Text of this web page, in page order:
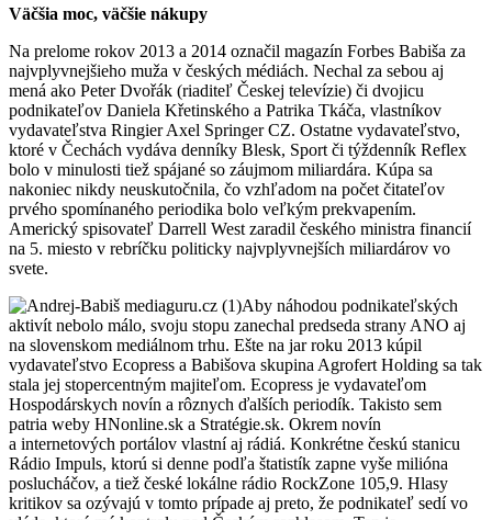
Väčšia moc, väčšie nákupy
Na prelome rokov 2013 a 2014 označil magazín Forbes Babiša za
najvplyvnejšieho muža v českých médiách. Nechal za sebou aj
mená ako Peter Dvořák (riaditeľ Českej televízie) či dvojicu
podnikateľov Daniela Křetinského a Patrika Tkáča, vlastníkov
vydavateľstva Ringier Axel Springer CZ. Ostatne vydavateľstvo,
ktoré v Čechách vydáva denníky Blesk, Sport či týždenník Reflex
bolo v minulosti tiež spájané so záujmom miliardára. Kúpa sa
nakoniec nikdy neuskutočnila, čo vzhľadom na počet čitateľov
prvého spomínaného periodika bolo veľkým prekvapením.
Americký spisovateľ Darrell West zaradil českého ministra financií
na 5. miesto v rebríčku politicky najvplyvnejších miliardárov vo
svete.
Aby náhodou podnikateľských
aktivít nebolo málo, svoju stopu zanechal predseda strany ANO aj
na slovenskom mediálnom trhu. Ešte na jar roku 2013 kúpil
vydavateľstvo Ecopress a Babišova skupina Agrofert Holding sa tak
stala jej stopercentným majiteľom. Ecopress je vydavateľom
Hospodárskych novín a rôznych ďalších periodík. Takisto sem
patria weby HNonline.sk a Stratégie.sk. Okrem novín
a internetových portálov vlastní aj rádiá. Konkrétne českú stanicu
Rádio Impuls, ktorú si denne podľa štatistík zapne vyše milióna
poslucháčov, a tiež české lokálne rádio RockZone 105,9. Hlasy
kritikov sa ozývajú v tomto prípade aj preto, že podnikateľ sedí vo